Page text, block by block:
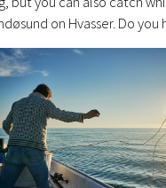
on Hvasser. Do